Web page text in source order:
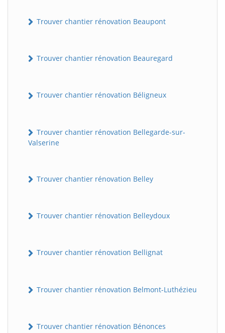
Trouver chantier rénovation Beaupont
Trouver chantier rénovation Beauregard
Trouver chantier rénovation Béligneux
Trouver chantier rénovation Bellegarde-sur-
Valserine
Trouver chantier rénovation Belley
Trouver chantier rénovation Belleydoux
Trouver chantier rénovation Bellignat
Trouver chantier rénovation Belmont-Luthézieu
Trouver chantier rénovation Bénonces